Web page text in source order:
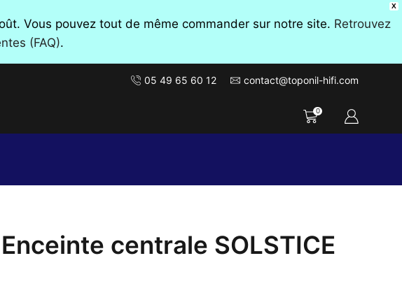
X
Vous pouvez tout de même commander sur notre site. Retrouvez
(FAQ).
05 49 65 60 12 contact@toponil-hifi.com
0
centrale SOLSTICE